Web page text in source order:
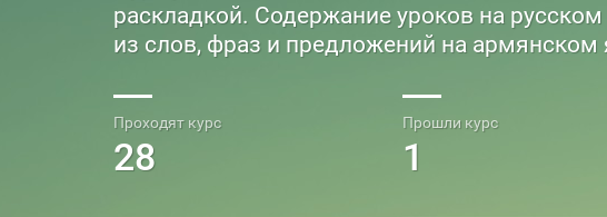
раскладкой. Содержание уроков на
из слов, фраз и предложений на армянском
Проходят курс
28
Прошли курс
1